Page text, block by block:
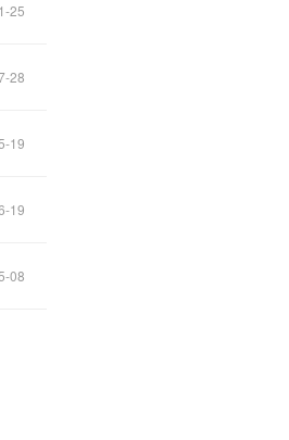
25
28
19
19
08